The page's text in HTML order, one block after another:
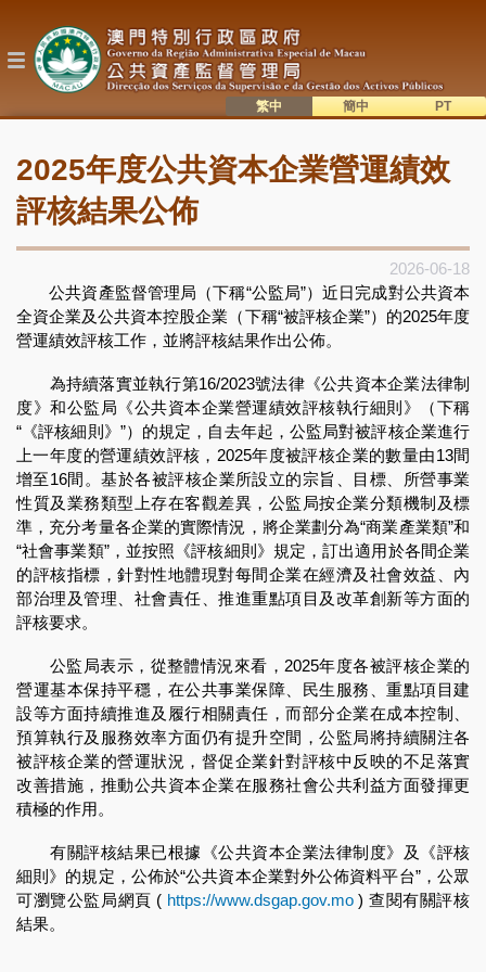
主
錄
2025年度公共資本企業營運績效
評核結果公佈
2026-06-18
公共資產監督管理局（下稱“公監局”）近日完成對公共資本
全資企業及公共資本控股企業（下稱“被評核企業”）的2025年度
營運績效評核工作，並將評核結果作出公佈。
為持續落實並執行第16/2023號法律《公共資本企業法律制
度》和公監局《公共資本企業營運績效評核執行細則》（下稱
“《評核細則》”）的規定，自去年起，公監局對被評核企業進行
上一年度的營運績效評核，2025年度被評核企業的數量由13間
增至16間。基於各被評核企業所設立的宗旨、目標、所營事業
性質及業務類型上存在客觀差異，公監局按企業分類機制及標
準，充分考量各企業的實際情況，將企業劃分為“商業產業類”和
“社會事業類”，並按照《評核細則》規定，訂出適用於各間企業
的評核指標，針對性地體現對每間企業在經濟及社會效益、內
部治理及管理、社會責任、推進重點項目及改革創新等方面的
評核要求。
公監局表示，從整體情況來看，2025年度各被評核企業的
營運基本保持平穩，在公共事業保障、民生服務、重點項目建
設等方面持續推進及履行相關責任，而部分企業在成本控制、
預算執行及服務效率方面仍有提升空間，公監局將持續關注各
被評核企業的營運狀況，督促企業針對評核中反映的不足落實
改善措施，推動公共資本企業在服務社會公共利益方面發揮更
積極的作用。
有關評核結果已根據《公共資本企業法律制度》及《評核
細則》的規定，公佈於“公共資本企業對外公佈資料平台”，公眾
可瀏覽公監局網頁 ( https://www.dsgap.gov.mo) 查閱有關評核
結果。